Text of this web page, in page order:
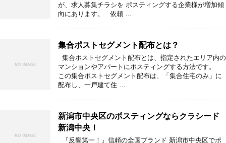
が、求人募集チラシを ポスティングする企業様が増加傾
向にあります。 依頼 …
集合ポストセグメント配布とは？
集合ポストセグメント配布とは、指定されたエリア内の
マンションやアパートにポスティングする方法です。
この集合ポストセグメント配布は、「集合住宅のみ」に
配布し、一戸建て住 …
新潟市中央区のポスティングならクラシード
新潟中央！
『反響第一！』信頼の全国ブランド 新潟市中央区でポ